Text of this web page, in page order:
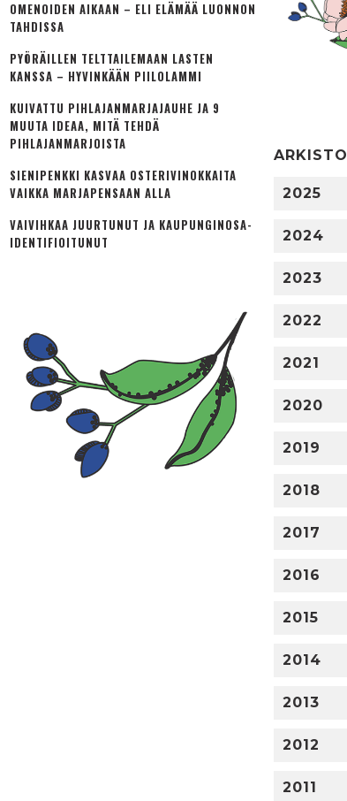
OMENOIDEN AIKAAN – ELI ELÄMÄÄ LUONNON
TAHDISSA
PYÖRÄILLEN TELTTAILEMAAN LASTEN
KANSSA – HYVINKÄÄN PIILOLAMMI
KUIVATTU PIHLAJANMARJAJAUHE JA 9
MUUTA IDEAA, MITÄ TEHDÄ
PIHLAJANMARJOISTA
SIENIPENKKI KASVAA OSTERIVINOKKAITA
VAIKKA MARJAPENSAAN ALLA
VAIVIHKAA JUURTUNUT JA KAUPUNGINOSA­
IDENTIFIOITUNUT
ARKISTO
2025
2024
2023
2022
2021
2020
2019
2018
2017
2016
2015
2014
2013
2012
2011